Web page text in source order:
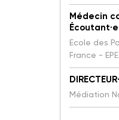
Médecin
Ecole des
France -
Médiation